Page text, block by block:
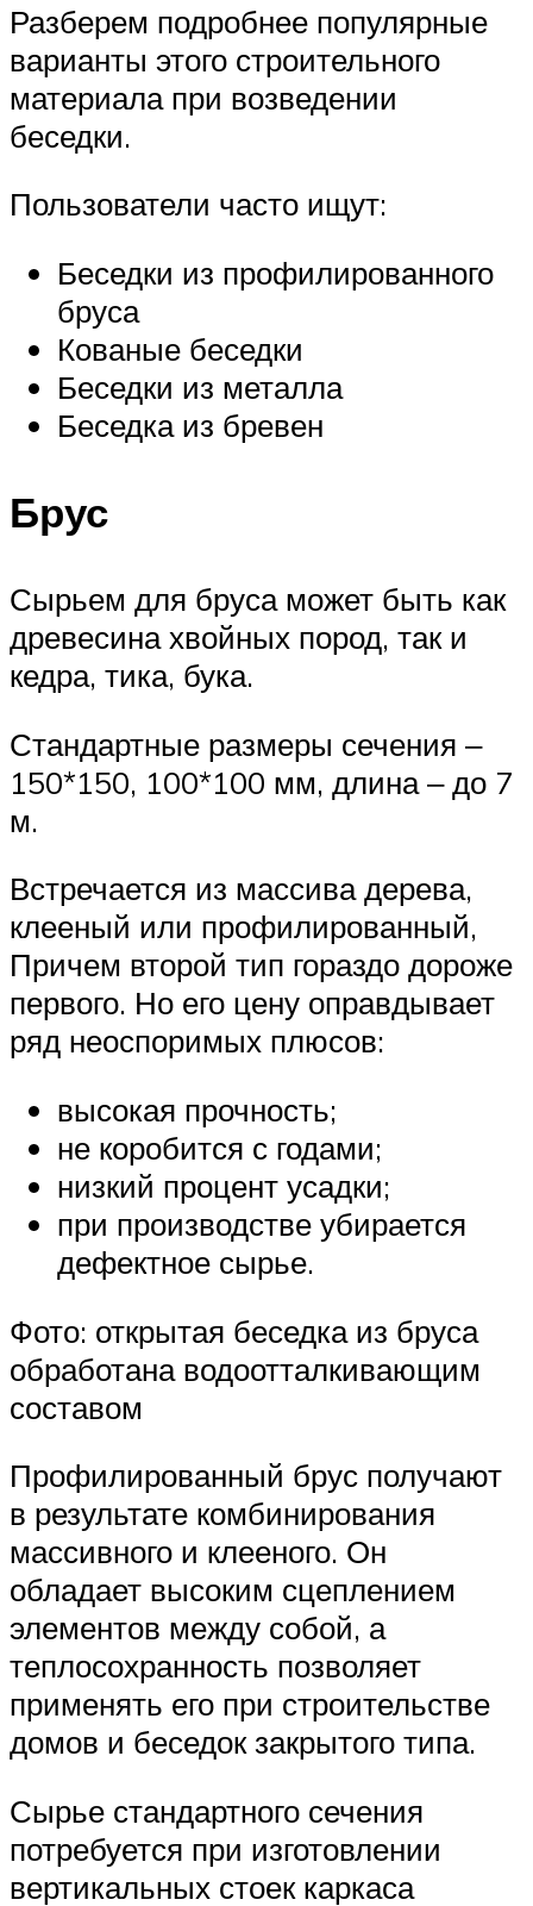
Разберем подробнее популярные
варианты этого строительного
материала при возведении
беседки.
Пользователи часто ищут:
Беседки из профилированного
бруса
Кованые беседки
Беседки из металла
Беседка из бревен
Брус
Сырьем для бруса может быть как
древесина хвойных пород, так и
кедра, тика, бука.
Стандартные размеры сечения ‒
150*150, 100*100 мм, длина ‒ до 7
м.
Встречается из массива дерева,
клееный или профилированный,
Причем второй тип гораздо дороже
первого. Но его цену оправдывает
ряд неоспоримых плюсов:
высокая прочность;
не коробится с годами;
низкий процент усадки;
при производстве убирается
дефектное сырье.
Фото: открытая беседка из бруса
обработана водоотталкивающим
составом
Профилированный брус получают
в результате комбинирования
массивного и клееного. Он
обладает высоким сцеплением
элементов между собой, а
теплосохранность позволяет
применять его при строительстве
домов и беседок закрытого типа.
Сырье стандартного сечения
потребуется при изготовлении
вертикальных стоек каркаса